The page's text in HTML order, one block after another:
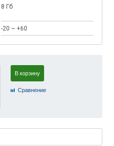
8 Гб
-20 ~ +60
В корзину
Cравнение